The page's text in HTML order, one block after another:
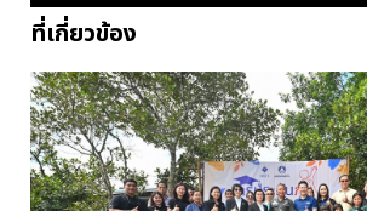
ที่เกี่ยวข้อง